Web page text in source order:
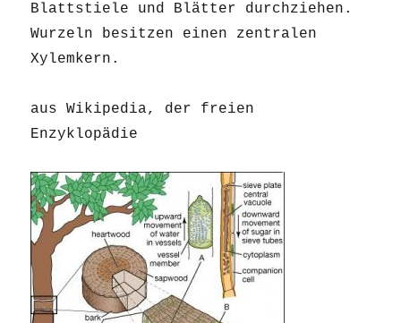
Blattstiele und Blätter durchziehen.
Wurzeln besitzen einen zentralen
Xylemkern.
aus Wikipedia, der freien
Enzyklopädie